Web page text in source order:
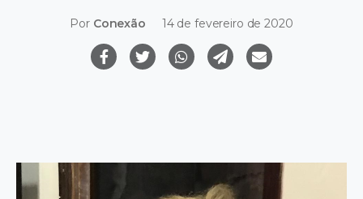
Por Conexão 14 de fevereiro de 2020